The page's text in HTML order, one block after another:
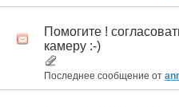
Помогите !
камеру :-)
Последнее сообщение от